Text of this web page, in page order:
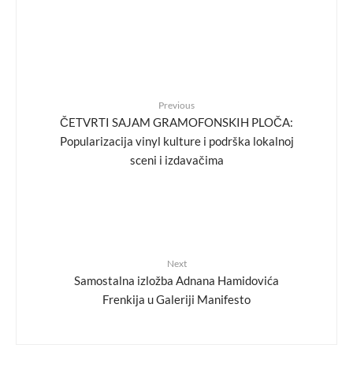
Previous
ČETVRTI SAJAM GRAMOFONSKIH PLOČA:
Popularizacija vinyl kulture i podrška lokalnoj
sceni i izdavačima
Next
Samostalna izložba Adnana Hamidovića
Frenkija u Galeriji Manifesto